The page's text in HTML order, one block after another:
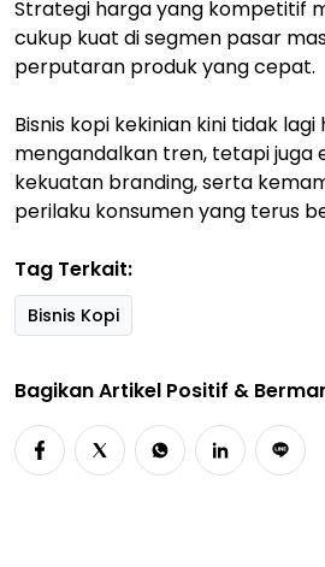
Strategi harga yang kompetitif
cukup kuat di segmen pasar
perputaran produk yang cepat.
Bisnis kopi kekinian kini tidak lagi
mengandalkan tren, tetapi juga
kekuatan branding, serta
perilaku konsumen yang terus
Tag Terkait:
Bisnis Kopi
Bagikan Artikel Positif &